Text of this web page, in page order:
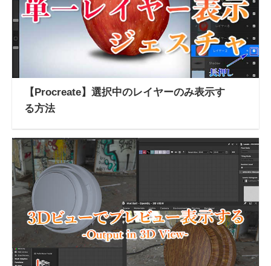
【Procreate】選択中のレイヤーのみ表示す
る方法